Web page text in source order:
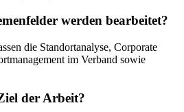
werden bearbeitet?
die Standortanalyse, Corporate
im Verband sowie
der Arbeit?